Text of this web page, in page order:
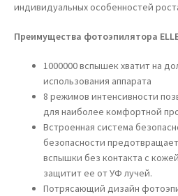
индивидуальных особенностей
Преимущества фотоэпилятора
1000000 вспышек хватит на
использования аппарата
8 режимов интенсивности
для наиболее комфортной
Встроенная система
безопасности
вспышки без контакта с
защитит ее от УФ лучей.
Потрясающий дизайн